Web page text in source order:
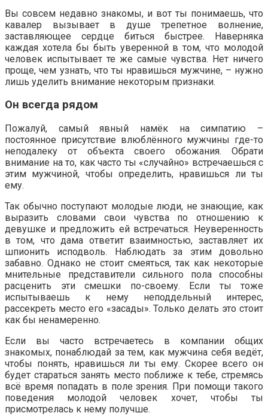
Вы совсем недавно знакомы, и вот ты понимаешь, что
кавалер вызывает в душе трепетное волнение,
заставляющее сердце биться быстрее. Наверняка
каждая хотела бы быть уверенной в том, что молодой
человек испытывает те же самые чувства. Нет ничего
проще, чем узнать, что ты нравишься мужчине, – нужно
лишь уделить внимание некоторым признаки.
Он всегда рядом
Пожалуй, самый явный намёк на симпатию –
постоянное присутствие влюблённого мужчины где-то
неподалеку от объекта своего обожания. Обрати
внимание на то, как часто ты «случайно» встречаешься с
этим мужчиной, чтобы определить, нравишься ли ты
ему.
Так обычно поступают молодые люди, не знающие, как
выразить словами свои чувства по отношению к
девушке и предложить ей встречаться. Неуверенность
в том, что дама ответит взаимностью, заставляет их
шпионить исподволь. Наблюдать за этим довольно
забавно. Однако не стоит смеяться, так как некоторые
мнительные представители сильного пола способны
расценить эти смешки по-своему. Если ты тоже
испытываешь к нему неподдельный интерес,
рассекреть место его «засады». Только делать это стоит
как бы ненамеренно.
Если вы часто встречаетесь в компании общих
знакомых, понаблюдай за тем, как мужчина себя ведёт,
чтобы понять, нравишься ли ты ему. Скорее всего он
будет стараться занять место поближе к тебе, стремясь
всё время попадать в поле зрения. При помощи такого
поведения молодой человек хочет, чтобы ты
присмотрелась к нему получше.